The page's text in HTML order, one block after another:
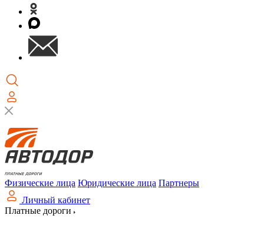
Физические лица Юридические лица Партнеры
Личный кабинет
Платные дороги